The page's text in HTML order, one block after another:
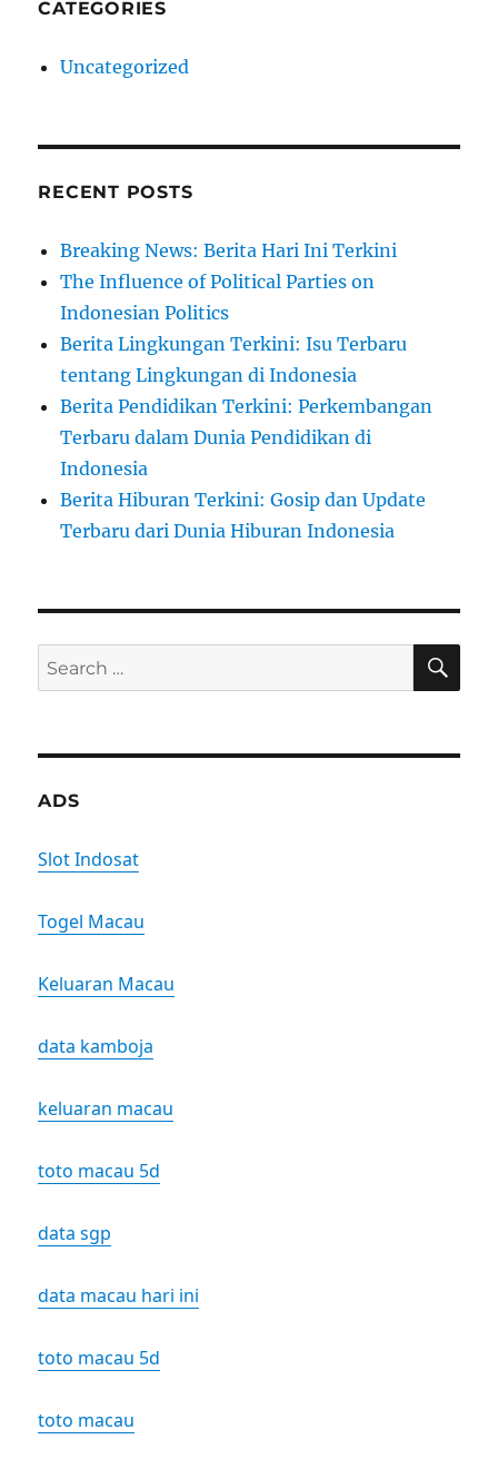
CATEGORIES
Uncategorized
RECENT POSTS
Breaking News: Berita Hari Ini Terkini
The Influence of Political Parties on
Indonesian Politics
Berita Lingkungan Terkini: Isu Terbaru
tentang Lingkungan di Indonesia
Berita Pendidikan Terkini: Perkembangan
Terbaru dalam Dunia Pendidikan di
Indonesia
Berita Hiburan Terkini: Gosip dan Update
Terbaru dari Dunia Hiburan Indonesia
Search
for:
ADS
Slot Indosat
Togel Macau
Keluaran Macau
data kamboja
keluaran macau
toto macau 5d
data sgp
data macau hari ini
toto macau 5d
toto macau